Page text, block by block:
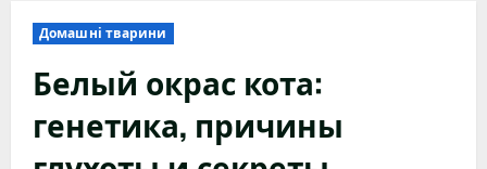
Домашні тварини
Белый окрас кота:
генетика, причины